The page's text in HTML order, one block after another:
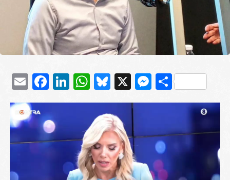
EmailFacebook
LinkedIn
WhatsApp
Bluesky
X